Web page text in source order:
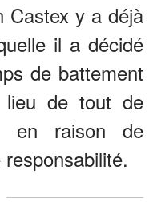
Castex y a déjà
il a décidé
de battement
lieu de tout de
en raison de